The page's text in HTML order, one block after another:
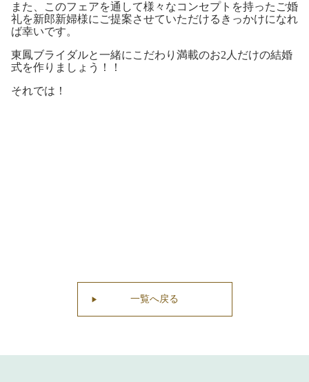
また、このフェアを通して様々なコンセプトを持ったご婚
礼を新郎新婦様にご提案させていただけるきっかけになれ
ば幸いです。
東鳳ブライダルと一緒にこだわり満載のお2人だけの結婚
式を作りましょう！！
それでは！
一覧へ戻る